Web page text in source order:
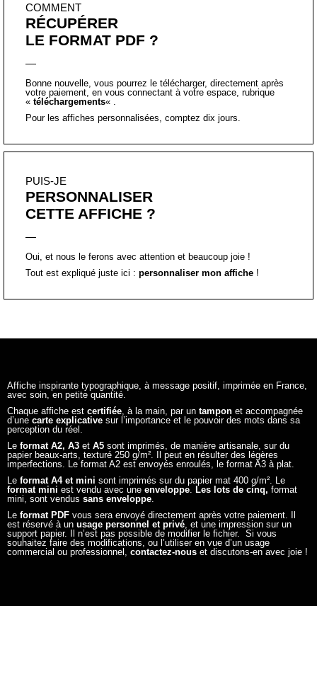
COMMENT
RÉCUPÉRER
LE FORMAT PDF ?
Bonne nouvelle, vous pourrez le télécharger, directement après
votre paiement, en vous connectant à votre espace, rubrique
« téléchargements« .
Pour les affiches personnalisées, comptez dix jours.
PUIS-JE
PERSONNALISER
CETTE AFFICHE ?
Oui, et nous le ferons avec attention et beaucoup joie !
Tout est expliqué juste ici : personnaliser mon affiche !
Affiche inspirante typographique, à message positif, imprimée en France,
avec soin, en petite quantité.
Chaque affiche est certifiée , à la main, par un tampon et accompagnée
d’une carte explicative sur l’importance et le pouvoir des mots dans sa
perception du réel.
Le format A2, A3 et A5 sont imprimés, de manière artisanale, sur du
papier beaux-arts, texturé 250 g/m². Il peut en résulter des légères
imperfections. Le format A2 est envoyés enroulés, le format A3 à plat.
Le format A4 et mini sont imprimés sur du papier mat 400 g/m². Le
format mini est vendu avec une enveloppe Les lots de cinq, format
mini, sont vendus sans enveloppe
Le format PDF vous sera envoyé directement après votre paiement. Il
est réservé à un usage personnel et privé , et une impression sur un
support papier. Il n’est pas possible de modifier le fichier. Si vous
souhaitez faire des modifications, ou l’utiliser en vue d’un usage
commercial ou professionnel, contactez-nous et discutons-en avec joie !